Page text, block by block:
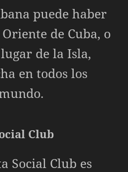
puede haber
de Cuba, o
de la Isla,
en todos los
Club
Social Club es